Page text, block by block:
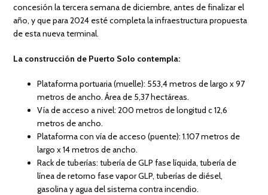
concesión la tercera semana de diciembre, antes de finalizar el
año, y que para 2024 esté completa la infraestructura propuesta
de esta nueva terminal.
La construcción de Puerto Solo contempla:
Plataforma portuaria (muelle): 553,4 metros de largo x 97
metros de ancho. Área de 5,37 hectáreas.
Vía de acceso a nivel: 200 metros de longitud c 12,6
metros de ancho.
Plataforma con vía de acceso (puente): 1.107 metros de
largo x 14 metros de ancho.
Rack de tuberías: tubería de GLP fase líquida, tubería de
línea de retorno fase vapor GLP, tuberías de diésel,
gasolina y agua del sistema contra incendio.